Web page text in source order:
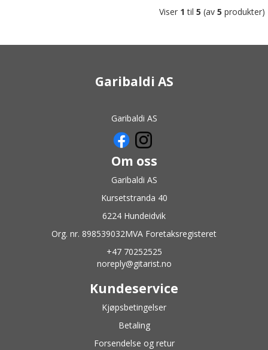
Viser 1 til 5 (av 5 produkter)
Garibaldi AS
Garibaldi AS
Om oss
Garibaldi AS
Kursetstranda 40
6224 Hundeidvik
Org. nr. 898539032MVA Foretaksregisteret
+47 70252525
noreply@gitarist.no
Kundeservice
Kjøpsbetingelser
Betaling
Forsendelse og retur